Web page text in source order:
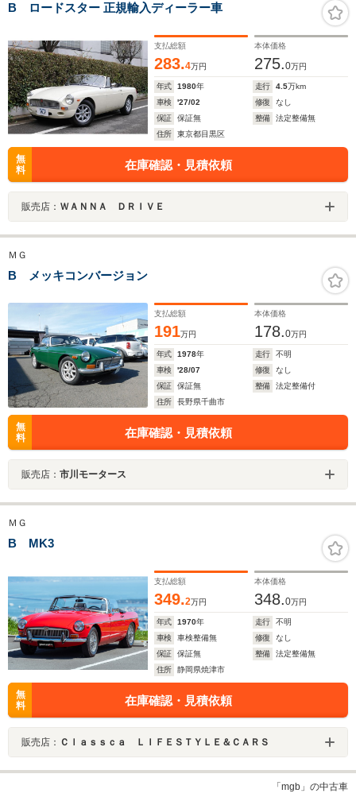
B ロードスター 正規輸入ディーラー車
支払総額
283.4万円
本体価格
275.0万円
年式 1980年 走行 4.5万km
車検
'27/02 修復
なし
保証
保証無 整備
法定整備無
住所
東京都目黒区
無
料
在庫確認・見積依頼
販売店： ＷＡＮＮＡ ＤＲＩＶＥ
ＭＧ
B メッキコンバージョン
支払総額
191万円
本体価格
178.0万円
年式 1978年 走行
不明
車検
'28/07 修復
なし
保証
保証無 整備
法定整備付
住所
長野県千曲市
無
料
在庫確認・見積依頼
販売店： 市川モータース
ＭＧ
B MK3
支払総額
349.2万円
本体価格
348.0万円
年式 1970年 走行
不明
車検
車検整備無 修復
なし
保証
保証無 整備
法定整備無
住所
静岡県焼津市
無
料
在庫確認・見積依頼
販売店： Ｃｌａｓｓｃａ ＬＩＦＥＳＴＹＬＥ＆ＣＡＲＳ
「mgb」の中古車